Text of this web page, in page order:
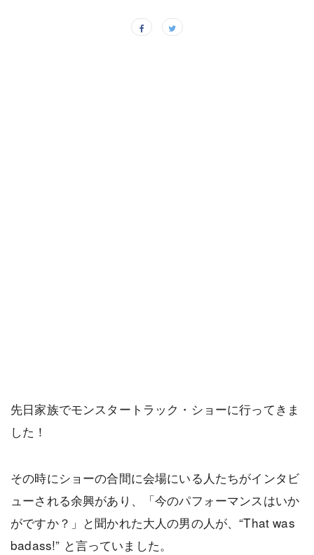
先日家族でモンスタートラック・ショーに行ってきま
した！
その時にショーの合間に会場にいる人たちがインタビ
ューされる余興があり、「今のパフォーマンスはいか
がですか？」と聞かれた大人の男の人が、“That was
badass!” と言っていました。